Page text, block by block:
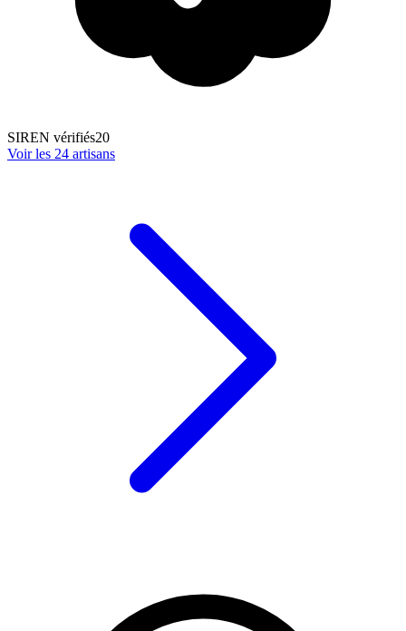
SIREN vérifiés20
Voir les 24 artisans